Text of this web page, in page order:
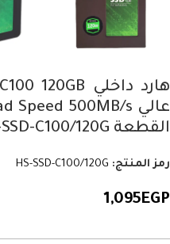
القطعة HS-SSD-C100/120G
رمز المنتج: HS-SSD-C100/120G
1,095EGP